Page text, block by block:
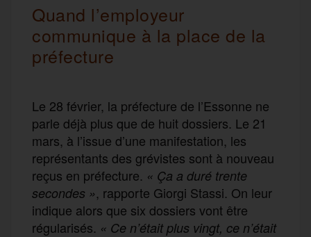
Quand l’employeur
communique à la place de la
préfecture
Le 28 février, la préfecture de l’Essonne ne
parle déjà plus que de huit dossiers. Le 21
mars, à l’issue d’une manifestation, les
représentants des grévistes sont à nouveau
reçus en préfecture. « Ça a duré trente
secondes », rapporte Giorgi Stassi. On leur
indique alors que six dossiers vont être
régularisés. « Ce n’était plus vingt, ce n’était